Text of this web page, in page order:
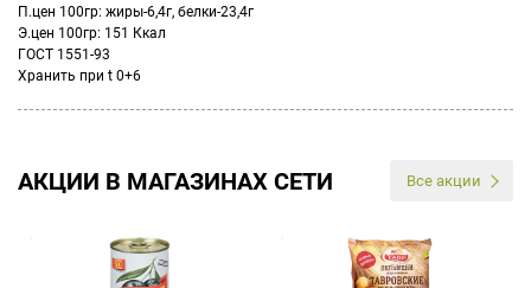
П.цен 100гр: жиры-6,4г, белки-23,4г
Э.цен 100гр: 151 Ккал
ГОСТ 1551-93
Хранить при t 0+6
АКЦИИ В МАГАЗИНАХ СЕТИ Все акции